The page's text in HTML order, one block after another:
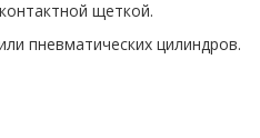
щеткой.
пневматических цилиндров.